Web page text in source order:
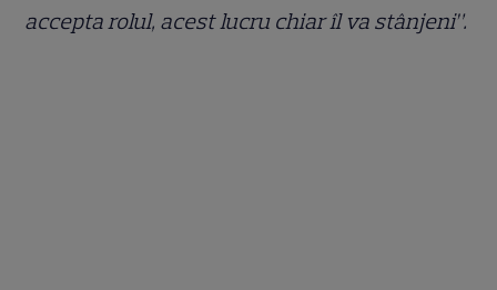
accepta rolul, acest lucru chiar îl va stânjeni”.